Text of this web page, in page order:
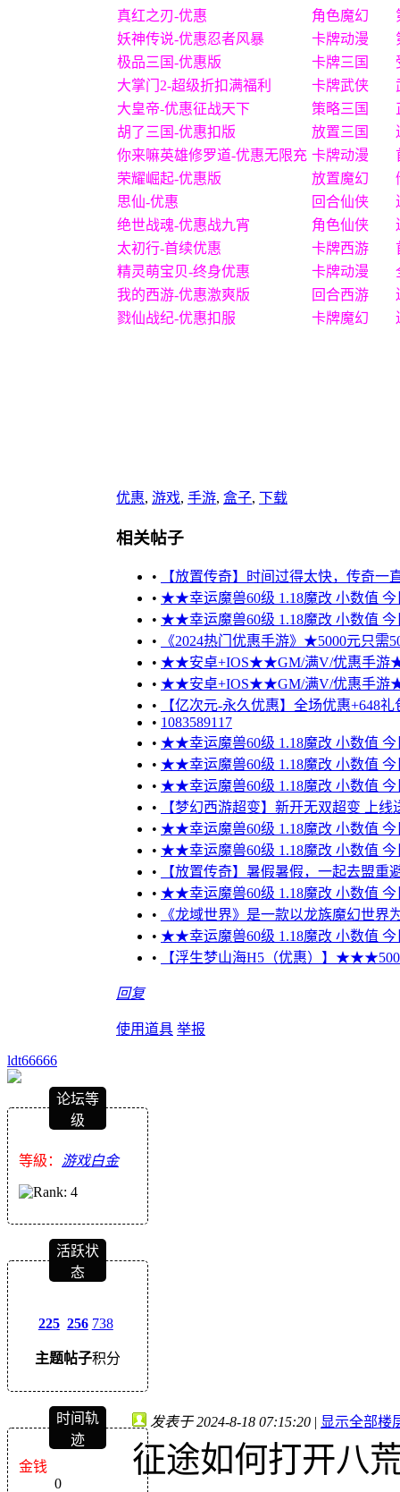
真红之刃-优惠 角色魔幻
妖神传说-优惠忍者风暴
卡牌动漫
极品三国-优惠版
卡牌三国
大掌门2-超级折扣满福利
卡牌武侠
大皇帝-优惠征战天下
策略三国
胡了三国-优惠扣版
放置三国
你来嘛英雄修罗道-优惠无限充 卡牌动漫
荣耀崛起-优惠版
放置魔幻
思仙-优惠
回合仙侠
绝世战魂-优惠战九宵
角色仙侠
太初行-首续优惠
卡牌西游
精灵萌宝贝-终身优惠
卡牌动漫
我的西游-优惠激爽版
回合西游
戮仙战纪-优惠扣服
卡牌魔幻
优惠, 游戏, 手游, 盒子, 下载
相关帖子
•
【放置传奇】时间过得太快，传奇一
• ★★幸运魔兽60级 1.18魔改 小数值
• ★★幸运魔兽60级 1.18魔改 小数值
•
《2024热门优惠手游》★5000元只
• ★★安卓+IOS★★GM/满V/优惠手游
• ★★安卓+IOS★★GM/满V/优惠手游
•
【亿次元-永久优惠】全场优惠+648
• 1083589117
• ★★幸运魔兽60级 1.18魔改 小数值
• ★★幸运魔兽60级 1.18魔改 小数值
• ★★幸运魔兽60级 1.18魔改 小数值
•
【梦幻西游超变】新开无双超变 上线
• ★★幸运魔兽60级 1.18魔改 小数值
• ★★幸运魔兽60级 1.18魔改 小数值
•
【放置传奇】暑假暑假，一起去盟重
• ★★幸运魔兽60级 1.18魔改 小数值
•
《龙域世界》是一款以龙族魔幻世
• ★★幸运魔兽60级 1.18魔改 小数值
•
【浮生梦山海H5（优惠）】
回复
使用道具 举报
ldt66666
论坛等
级
等級： 游戏白金
活跃状
态
225
主题
256
帖子
738
积分
时间轨
迹
金钱
0
发表于 2024-8-18 07:15:20 | 显示全部楼
征途如何打开八